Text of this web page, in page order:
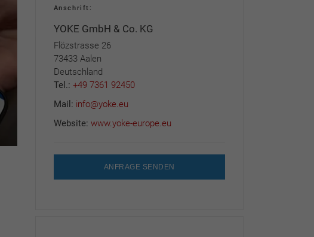
Anschrift:
YOKE GmbH & Co. KG
Flözstrasse 26
73433 Aalen
Deutschland
Tel.: +49 7361 92450
Mail: info@yoke.eu
Website: www.yoke-europe.eu
ANFRAGE SENDEN